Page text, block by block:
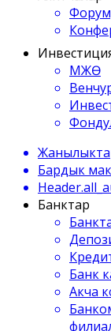
МЖӨ
Бардык
Банктар
Банк
Акча